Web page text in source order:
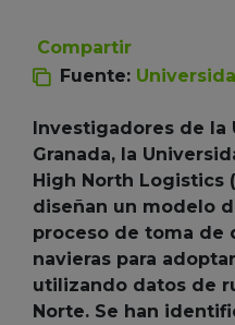
Compartir
Fuente:
Investigadores de la
Granada, la
High North Logistics
diseñan un modelo
proceso de toma de
navieras para
utilizando datos de
Norte. Se han